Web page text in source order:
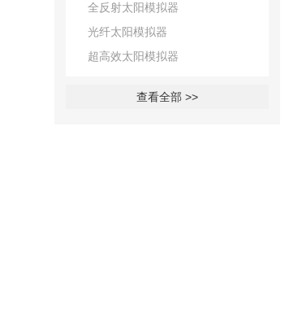
全反射太阳模拟器
光纤太阳模拟器
超高效太阳模拟器
查看全部 >>